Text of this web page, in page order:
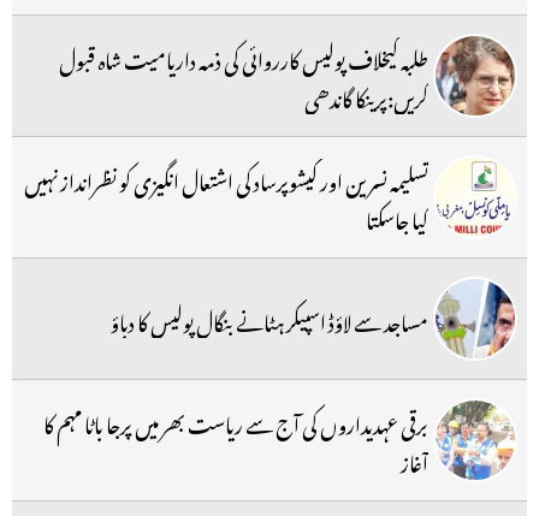
طلبہ کیخلاف پولیس کارروائی کی ذمہ داریامیت شاہ قبول
کریں:پرینکا گاندھی
تسلیمہ نسرین اور کیشوپرساد کی اشتعال انگیزی کو نظرانداز نہیں
کیا جاسکتا
مساجد سے لاؤڈ اسپیکر ہٹانے بنگال پولیس کا دباؤ
برقی عہدیداروں کی آج سے ریاست بھر میں پرجا باٹا مہم کا
آغاز